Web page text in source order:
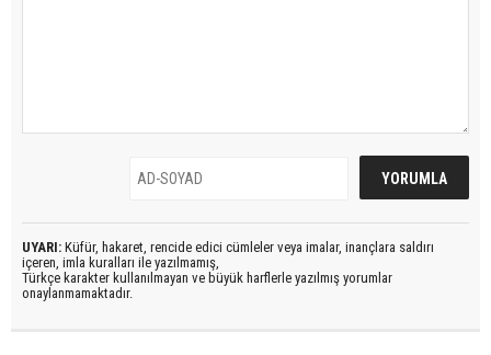
UYARI: Küfür, hakaret, rencide edici cümleler veya imalar, inançlara saldırı
içeren, imla kuralları ile yazılmamış,
Türkçe karakter kullanılmayan ve büyük harflerle yazılmış yorumlar
onaylanmamaktadır.